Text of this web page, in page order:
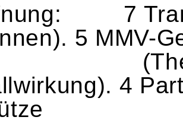
7
5 MMV-
,
4